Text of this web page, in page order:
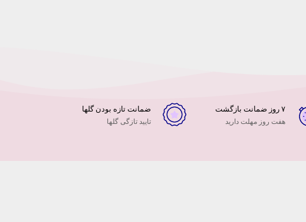
۷ روز ضمانت بازگشت
هفت روز مهلت دارید
ضمانت تازه بودن گلها
تایید تازگی گلها